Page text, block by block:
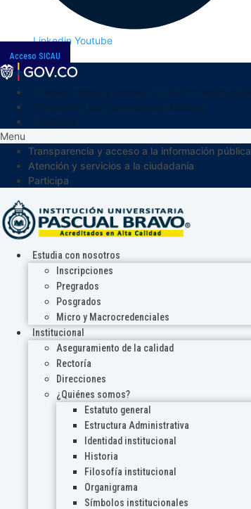
Linkedin Youtube
Acceso SICAU
Menu
Transparencia y acceso a la información pública
Atención y servicios a la ciudadanía
Participa
Estudia con nosotros
Inscripciones
Pregrados
Posgrados
Micro y Macrocredenciales
Institucional
Aseguramiento de la calidad
Rectoría
Direcciones
¿Quiénes somos?
Estatuto general
Estructura Administrativa
Identidad institucional
Historia
Filosofía institucional
Organigrama
Símbolos institucionales